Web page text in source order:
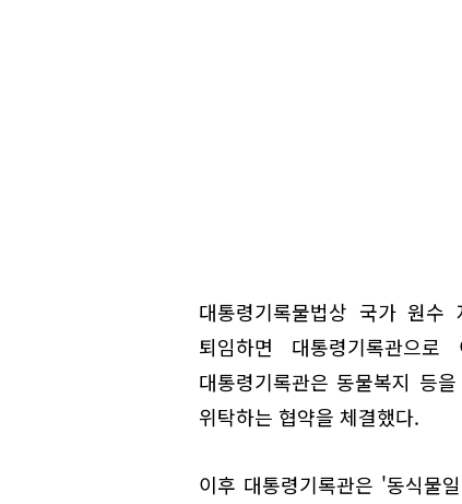
대통령기록물법상 국가 원수
퇴임하면 대통령기록관으
대통령기록관은 동물복지 등
위탁하는 협약을 체결했다.
이후 대통령기록관은 '동식물